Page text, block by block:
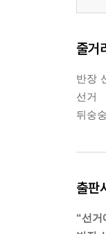
줄거
반장
선거
뒤숭
출판
“선거